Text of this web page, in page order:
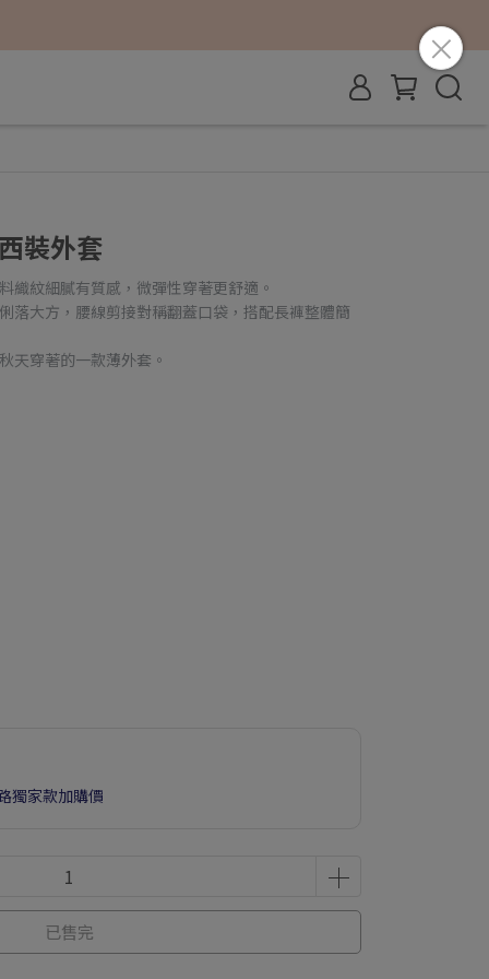
裝外套
織紋細膩有質感，微彈性穿著更舒適。
落大方，腰線剪接對稱翻蓋口袋，搭配長褲整體簡
天穿著的一款薄外套。
獨家款加購價
已售完